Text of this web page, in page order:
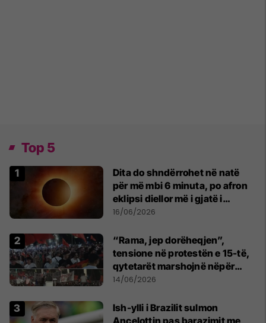
Top 5
Dita do shndërrohet në natë
për më mbi 6 minuta, po afron
eklipsi diellor më i gjatë i
shekullit të 21-të
16/06/2026
“Rama, jep dorëheqjen”,
tensione në protestën e 15-të,
qytetarët marshojnë nëpër
kryeqytet
14/06/2026
Ish-ylli i Brazilit sulmon
Ancelottin pas barazimit me